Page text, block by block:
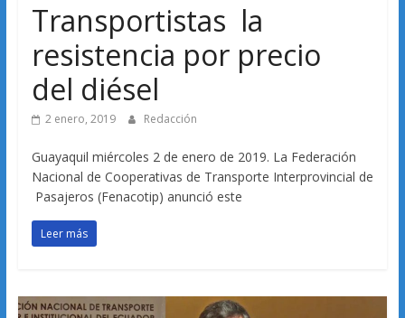
Transportistas la
resistencia por precio
del diésel
2 enero, 2019 Redacción
Guayaquil miércoles 2 de enero de 2019. La Federación
Nacional de Cooperativas de Transporte Interprovincial de
Pasajeros (Fenacotip) anunció este
Leer más